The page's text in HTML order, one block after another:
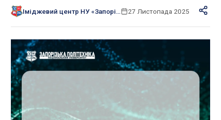
Іміджевий центр НУ «Запорізька політехніка» 27 Листопада 2025